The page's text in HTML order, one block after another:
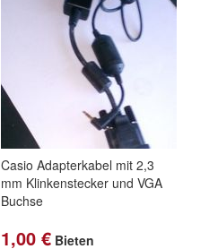
Casio Adapterkabel mit 2,3
mm Klinkenstecker und VGA
Buchse
1,00 € Bieten